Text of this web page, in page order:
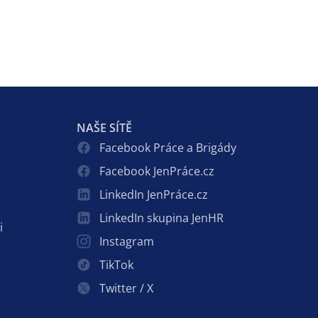
NAŠE SÍTĚ
Facebook Práce a Brigády
Facebook JenPráce.cz
LinkedIn JenPráce.cz
LinkedIn skupina JenHR
Instagram
TikTok
Twitter / X